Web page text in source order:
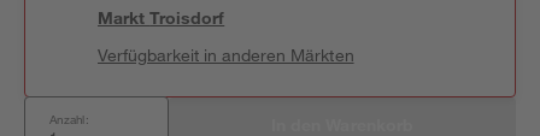
MarktTroisdorf
Verfügbarkeit in anderen Märkten
Anzahl: